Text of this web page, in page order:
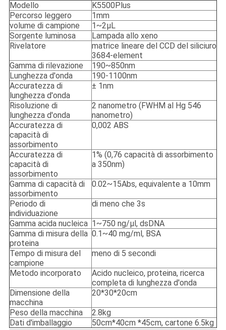
Modello
K5500Plus
Percorso leggero
1mm
volume di campione
1~2μL
Sorgente luminosa
Lampada allo xeno
Rivelatore
matrice lineare del CCD del siliciuro
3684-element
Gamma di rilevazione
190~850nm
Lunghezza d'onda
190-1100nm
Accuratezza di
lunghezza d'onda
± 1nm
Risoluzione di
lunghezza d'onda
2 nanometro (FWHM al Hg 546
nanometro)
Accuratezza di
capacità di
assorbimento
0,002 ABS
Accuratezza di
capacità di
assorbimento
1% (0,76 capacità di assorbimento
a 350nm)
Gamma di capacità di
assorbimento
0.02~15Abs, equivalente a 10mm
Periodo di
individuazione
di meno che 3s
Gamma acida nucleica 1~750 ng/μl, dsDNA
Gamma di misura della
proteina
0.1~40 mg/ml, BSA
Tempo di misura del
campione
meno di 5 secondi
Metodo incorporato
Acido nucleico, proteina, ricerca
completa di lunghezza d'onda
Dimensione della
macchina
20*30*20cm
Peso della macchina
2.8kg
Dati d'imballaggio
50cm*40cm *45cm, cartone 6.5kg